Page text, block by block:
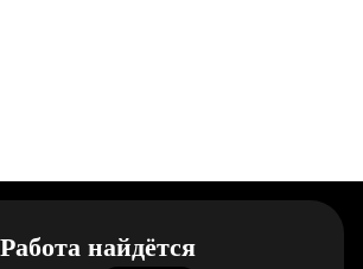
Работа найдётся